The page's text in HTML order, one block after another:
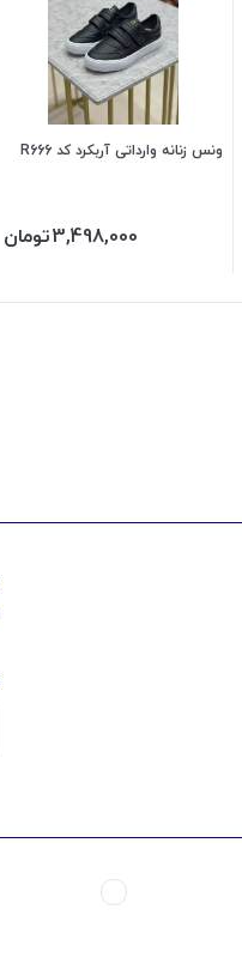
ونس زنانه وارداتی آربکرد کد R666
3,498,000تومان